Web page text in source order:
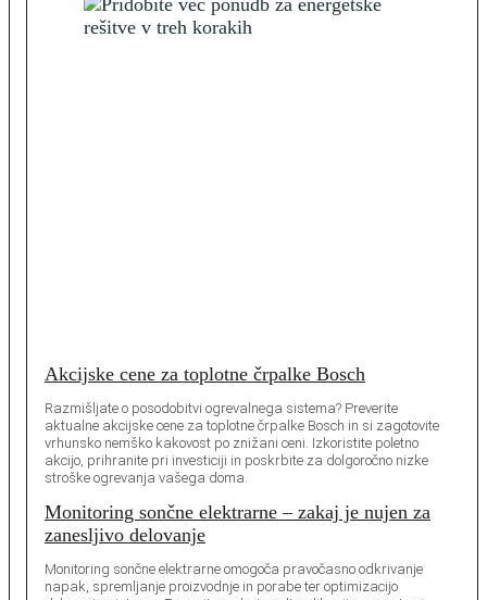
Akcijske cene za toplotne črpalke Bosch
Razmišljate o posodobitvi ogrevalnega sistema? Preverite
aktualne akcijske cene za toplotne črpalke Bosch in si zagotovite
vrhunsko nemško kakovost po znižani ceni. Izkoristite poletno
akcijo, prihranite pri investiciji in poskrbite za dolgoročno nizke
stroške ogrevanja vašega doma.
Monitoring sončne elektrarne – zakaj je nujen za
zanesljivo delovanje
Monitoring sončne elektrarne omogoča pravočasno odkrivanje
napak, spremljanje proizvodnje in porabe ter optimizacijo